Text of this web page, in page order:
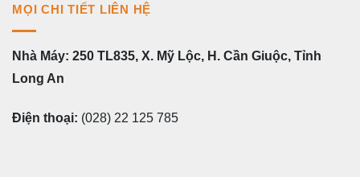
MỌI CHI TIẾT LIÊN HỆ
Nhà Máy: 250 TL835, X. Mỹ Lộc, H. Cần Giuộc, Tỉnh
Long An
Điện thoại: (028) 22 125 785